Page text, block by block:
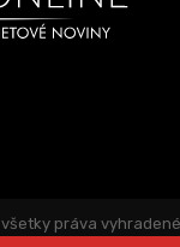
práva